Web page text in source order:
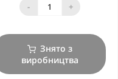
- +
Знято з
виробництва